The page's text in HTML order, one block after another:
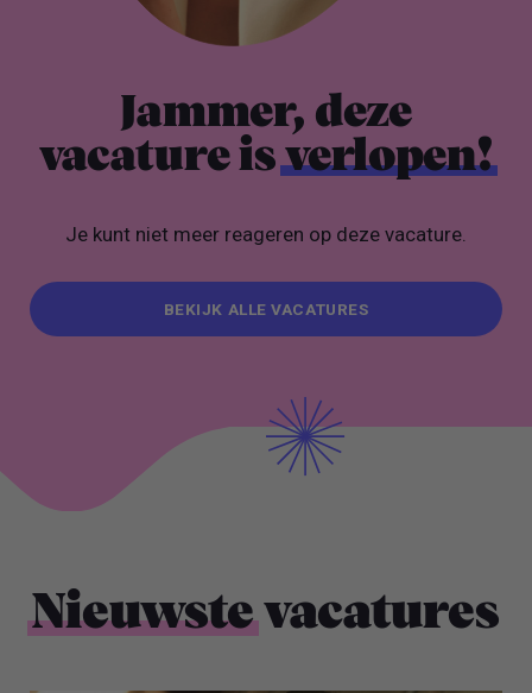
Jammer, deze
vacature isverlopen!
Je kunt niet meer reageren op deze vacature.
BEKIJK ALLE VACATURES
Nieuwstevacatures